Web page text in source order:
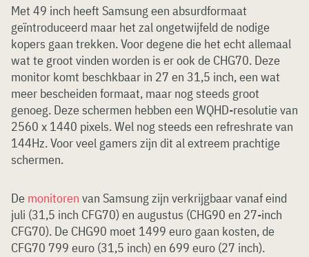
Met 49 inch heeft Samsung een absurdformaat
geïntroduceerd maar het zal ongetwijfeld de nodige
kopers gaan trekken. Voor degene die het echt allemaal
wat te groot vinden worden is er ook de CHG70. Deze
monitor komt beschkbaar in 27 en 31,5 inch, een wat
meer bescheiden formaat, maar nog steeds groot
genoeg. Deze schermen hebben een WQHD-resolutie van
2560 x 1440 pixels. Wel nog steeds een refreshrate van
144Hz. Voor veel gamers zijn dit al extreem prachtige
schermen.
De monitoren van Samsung zijn verkrijgbaar vanaf eind
juli (31,5 inch CFG70) en augustus (CHG90 en 27-inch
CFG70). De CHG90 moet 1499 euro gaan kosten, de
CFG70 799 euro (31,5 inch) en 699 euro (27 inch).